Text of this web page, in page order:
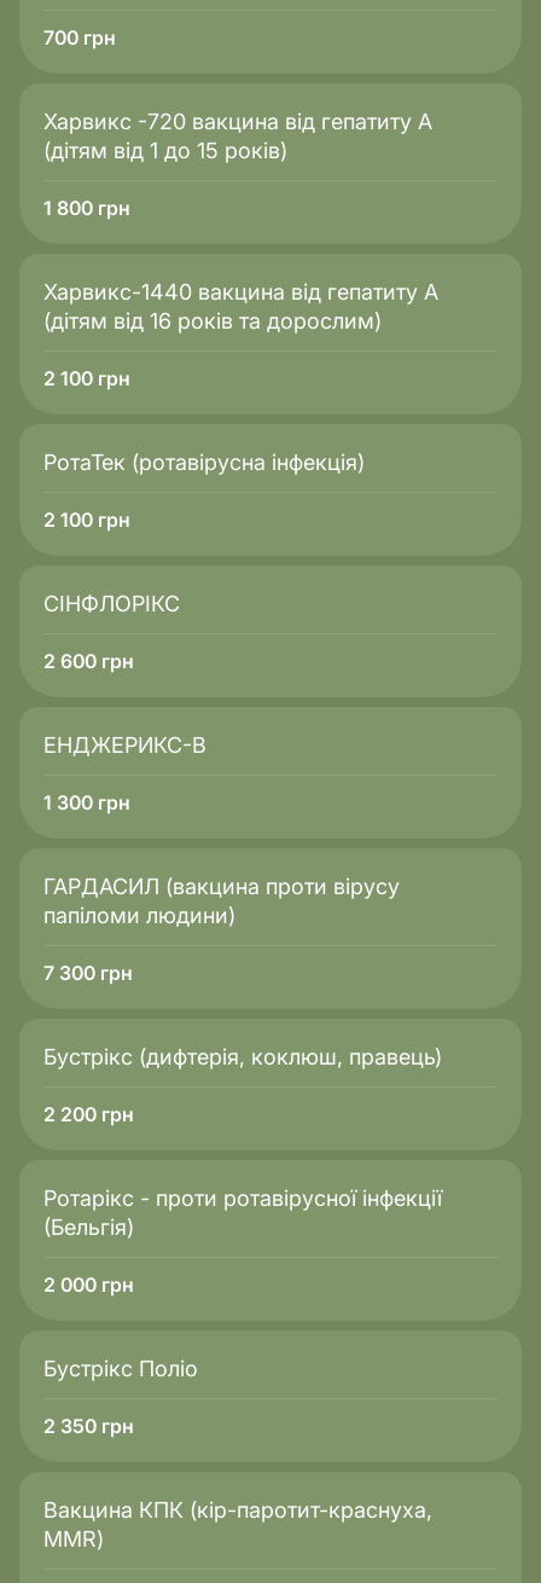
700 грн
Харвикс -720 вакцина від гепатиту А
(дітям від 1 до 15 років)
1 800 грн
Харвикс-1440 вакцина від гепатиту А
(дітям від 16 років та дорослим)
2 100 грн
РотаТек (ротавірусна інфекція)
2 100 грн
СІНФЛОРІКС
2 600 грн
ЕНДЖЕРИКС-В
1 300 грн
ГАРДАСИЛ (вакцина проти вірусу
папіломи людини)
7 300 грн
Бустрікс (дифтерія, коклюш, правець)
2 200 грн
Ротарікс - проти ротавірусної інфекції
(Бельгія)
2 000 грн
Бустрікс Поліо
2 350 грн
Вакцина КПК (кір-паротит-краснуха,
MMR)